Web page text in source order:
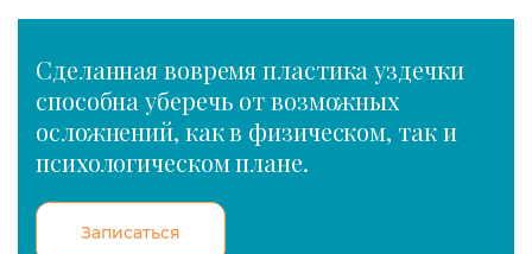
Сделанная вовремя пластика уздечки
способна уберечь от возможных
осложнений, как в физическом, так и
психологическом плане.
Записаться